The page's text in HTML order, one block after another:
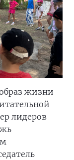
жизни
лидеров